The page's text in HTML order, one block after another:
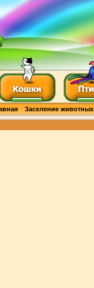
Заселение животных